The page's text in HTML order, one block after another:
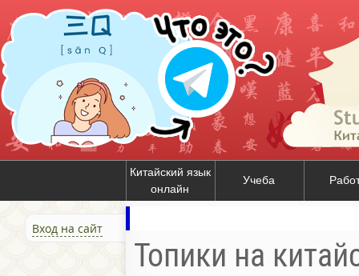
Китайский язык
онлайн
Учеба
Вход на сайт
Топики на